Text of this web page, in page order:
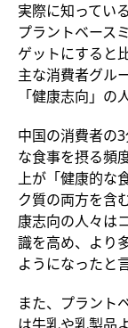
実際に知ってい
プラントベース
ゲットにすると
主な消費者グル
「健康志向」の
中国の消費者の
な食事を摂る頻
上が「健康的な
ク質の両方を含
康志向の人々は
識を高め、より
ようになったと
また、プラント